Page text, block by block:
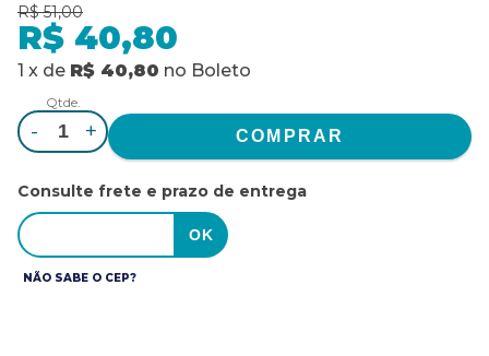
R$ 51,00
R$ 40,80
1 x de R$ 40,80 no Boleto
Qtde.
- +
Consulte frete e prazo de entrega
NÃO SABE O CEP?